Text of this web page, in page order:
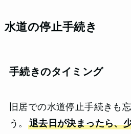
水道の停止手続き
手続きのタイミング
旧居での水道停止手続きも
う。 退去日が決まったら、